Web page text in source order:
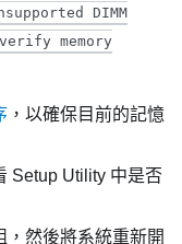
DIMM
memory
，以確保目前的記憶
Setup Utility 中是否
，然後將系統重新開